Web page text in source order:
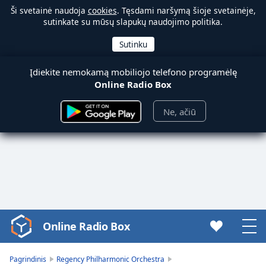
Ši svetainė naudoja cookies. Tęsdami naršymą šioje svetainėje,
sutinkate su mūsų slapukų naudojimo politika.
Įdiekite nemokamą mobiliojo telefono programėlę
Online Radio Box
Ne, ačiū
Video
Player
Online Radio Box
Pagrindinis
Regency Philharmonic Orchestra